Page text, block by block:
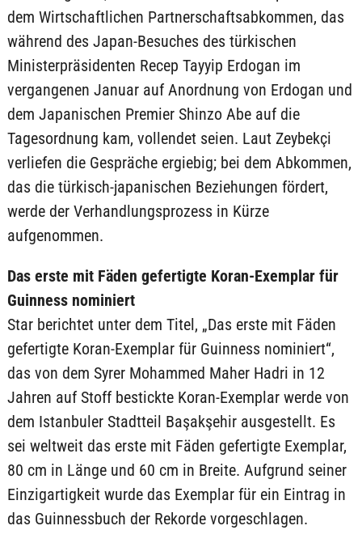
dem Wirtschaftlichen Partnerschaftsabkommen, das
während des Japan-Besuches des türkischen
Ministerpräsidenten Recep Tayyip Erdogan im
vergangenen Januar auf Anordnung von Erdogan und
dem Japanischen Premier Shinzo Abe auf die
Tagesordnung kam, vollendet seien. Laut Zeybekçi
verliefen die Gespräche ergiebig; bei dem Abkommen,
das die türkisch-japanischen Beziehungen fördert,
werde der Verhandlungsprozess in Kürze
aufgenommen.
Das erste mit Fäden gefertigte Koran-Exemplar für
Guinness nominiert
Star berichtet unter dem Titel, „Das erste mit Fäden
gefertigte Koran-Exemplar für Guinness nominiert“,
das von dem Syrer Mohammed Maher Hadri in 12
Jahren auf Stoff bestickte Koran-Exemplar werde von
dem Istanbuler Stadtteil Başakşehir ausgestellt. Es
sei weltweit das erste mit Fäden gefertigte Exemplar,
80 cm in Länge und 60 cm in Breite. Aufgrund seiner
Einzigartigkeit wurde das Exemplar für ein Eintrag in
das Guinnessbuch der Rekorde vorgeschlagen.